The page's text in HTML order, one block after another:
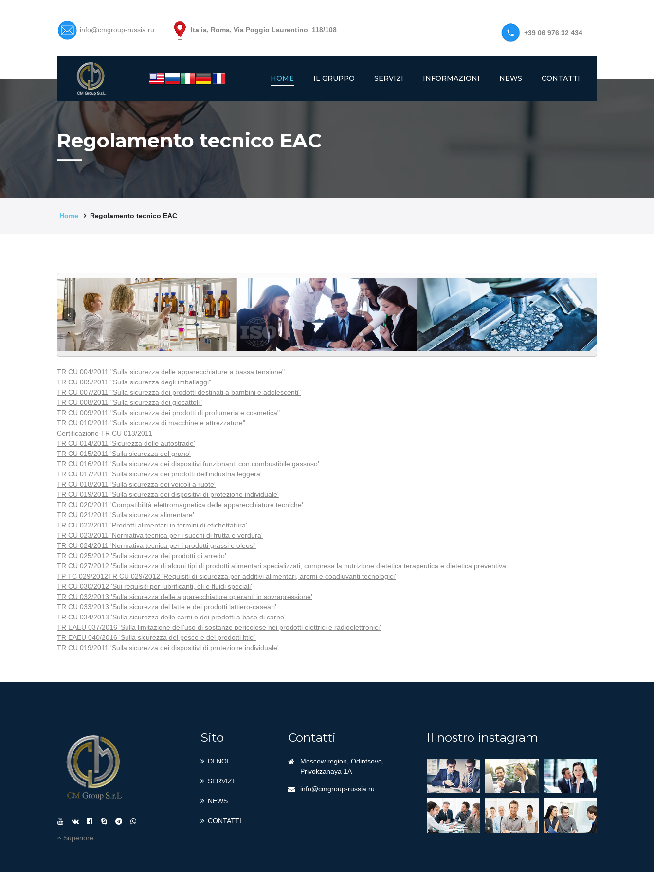
info@cmgroup-russia.ru Italia, Roma, Via Poggio Laurentino, 118/108 +39 06 976 32 434
HOME IL GRUPPO SERVIZI INFORMAZIONI NEWS CONTATTI
Regolamento tecnico EAC
Home Regolamento tecnico EAC
TR CU 004/2011 "Sulla sicurezza delle apparecchiature a bassa tensione"
TR CU 005/2011 "Sulla sicurezza degli imballaggi"
TR CU 007/2011 "Sulla sicurezza dei prodotti destinati a bambini e adolescenti"
TR CU 008/2011 "Sulla sicurezza dei giocattoli"
TR CU 009/2011 "Sulla sicurezza dei prodotti di profumeria e cosmetica"
TR CU 010/2011 "Sulla sicurezza di macchine e attrezzature"
Certificazione TR CU 013/2011
TR CU 014/2011 'Sicurezza delle autostrade'
TR CU 015/2011 'Sulla sicurezza del grano'
TR CU 016/2011 'Sulla sicurezza dei dispositivi funzionanti con combustibile gassoso'
TR CU 017/2011 'Sulla sicurezza dei prodotti dell'industria leggera'
TR CU 018/2011 'Sulla sicurezza dei veicoli a ruote'
TR CU 019/2011 'Sulla sicurezza dei dispositivi di protezione individuale'
TR CU 020/2011 'Compatibilità elettromagnetica delle apparecchiature tecniche'
TR CU 021/2011 'Sulla sicurezza alimentare'
TR CU 022/2011 'Prodotti alimentari in termini di etichettatura'
TR CU 023/2011 'Normativa tecnica per i succhi di frutta e verdura'
TR CU 024/2011 'Normativa tecnica per i prodotti grassi e oleosi'
TR CU 025/2012 'Sulla sicurezza dei prodotti di arredo'
TR CU 027/2012 'Sulla sicurezza di alcuni tipi di prodotti alimentari specializzati, compresa la nutrizione dietetica terapeutica e dietetica preventiva
ТР ТС 029/2012TR CU 029/2012 'Requisiti di sicurezza per additivi alimentari, aromi e coadiuvanti tecnologici'
TR CU 030/2012 'Sui requisiti per lubrificanti, oli e fluidi speciali'
TR CU 032/2013 'Sulla sicurezza delle apparecchiature operanti in sovrapressione'
TR CU 033/2013 'Sulla sicurezza del latte e dei prodotti lattiero-caseari'
TR CU 034/2013 'Sulla sicurezza delle carni e dei prodotti a base di carne'
TR EAEU 037/2016 'Sulla limitazione dell'uso di sostanze pericolose nei prodotti elettrici e radioelettronici'
TR EAEU 040/2016 'Sulla sicurezza del pesce e dei prodotti ittici'
TR CU 019/2011 'Sulla sicurezza dei dispositivi di protezione individuale'
Sito
DI NOI
SERVIZI
NEWS
CONTATTI
Contatti
Moscow region, Odintsovo,
Privokzanaya 1A
info@cmgroup-russia.ru
Il nostro instagram
Superiore